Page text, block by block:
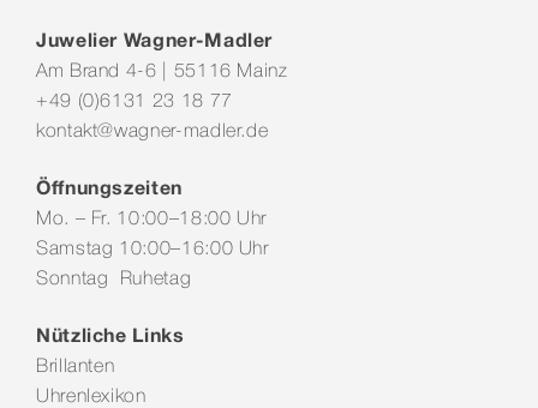
Wellendorff
Service & Leistungen
Juwelier Wagner-Madler
Am Brand 4-6 | 55116 Mainz
+49 (0)6131 23 18 77
kontakt@wagner-madler.de
Öffnungszeiten
Mo. – Fr. 10:00–18:00 Uhr
Samstag 10:00–16:00 Uhr
Sonntag Ruhetag
Nützliche Links
Brillanten
Uhrenlexikon